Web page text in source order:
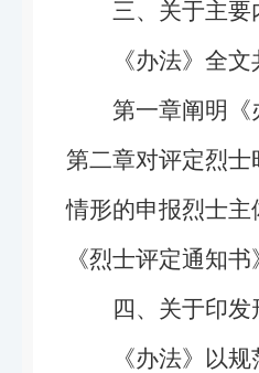
三、关于主要
《办法》全
第一章阐明《
第二章对评定烈
情形的申报烈士
《烈士评定通知
四、关于印发
《办法》以